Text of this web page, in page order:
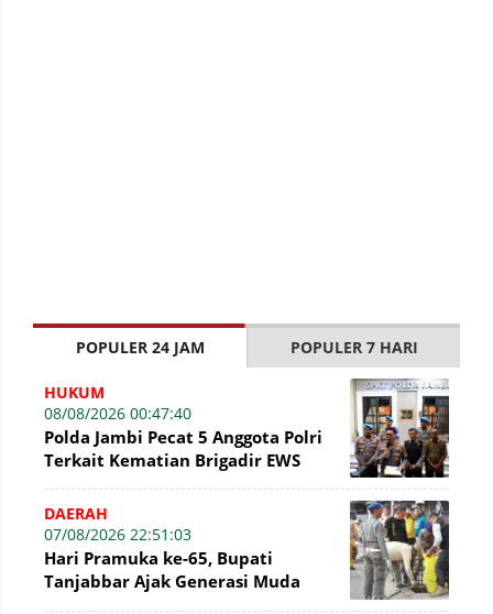
POPULER 24 JAM POPULER 7 HARI
HUKUM
08/08/2026 00:47:40
Polda Jambi Pecat 5 Anggota Polri
Terkait Kematian Brigadir EWS
DAERAH
07/08/2026 22:51:03
Hari Pramuka ke-65, Bupati
Tanjabbar Ajak Generasi Muda